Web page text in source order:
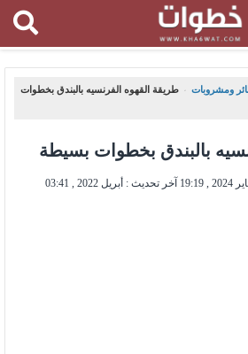
ومشروبات ،
طريقة القهوه الفرنسيه بالبندق بخطوات
بالبندق بخطوات بسيطة
آخر تحديث : أبريل 2022 , 03:41